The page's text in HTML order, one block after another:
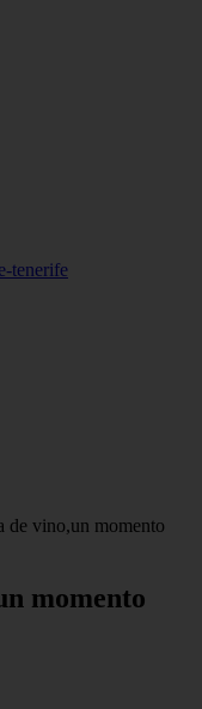
tenerife
de vino,un momento
momento